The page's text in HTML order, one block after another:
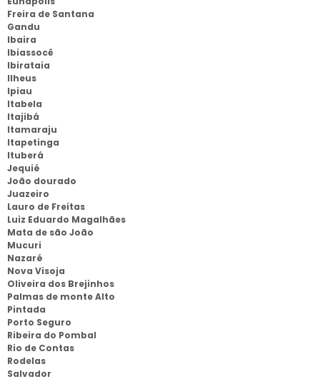
Freira de Santana
Gandu
Ibaira
Ibiassocê
Ibirataia
Ilheus
Ipiau
Itabela
Itajibá
Itamaraju
Itapetinga
Ituberá
Jequié
João dourado
Juazeiro
Lauro de Freitas
Luiz Eduardo Magalhães
Mata de são João
Mucuri
Nazaré
Nova Visoja
Oliveira dos Brejinhos
Palmas de monte Alto
Pintada
Porto Seguro
Ribeira do Pombal
Rio de Contas
Rodelas
Salvador